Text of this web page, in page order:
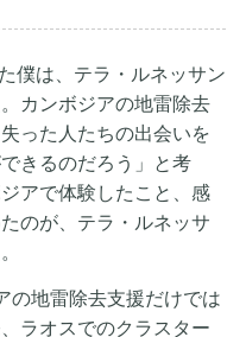
僕は、テラ・ルネッサン
カンボジアの地雷除去
った人たちの出会いを
きるのだろう」と考
アで体験したこと、感
のが、テラ・ルネッサ
の地雷除去支援だけでは
ラオスでのクラスター